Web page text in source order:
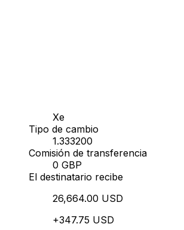
Xe
Tipo de cambio
1.333200
Comisión de transferencia
0 GBP
El destinatario recibe
26,664.00 USD
+347.75 USD